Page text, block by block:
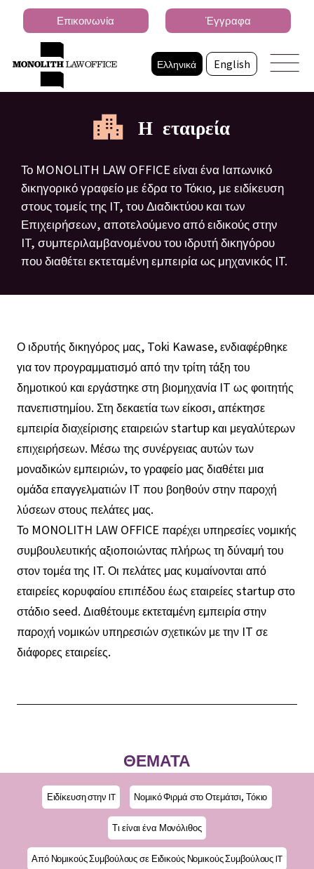
Ελληνικά English
Επικοινωνία Έγγραφα
Η εταιρεία
Το MONOLITH LAW OFFICE είναι ένα Ιαπωνικό
δικηγορικό γραφείο με έδρα το Τόκιο, με ειδίκευση
στους τομείς της IT, του Διαδικτύου και των
Επιχειρήσεων, αποτελούμενο από ειδικούς στην
IT, συμπεριλαμβανομένου του ιδρυτή δικηγόρου
που διαθέτει εκτεταμένη εμπειρία ως μηχανικός IT.
Ο ιδρυτής δικηγόρος μας, Toki Kawase, ενδιαφέρθηκε
για τον προγραμματισμό από την τρίτη τάξη του
δημοτικού και εργάστηκε στη βιομηχανία IT ως φοιτητής
πανεπιστημίου. Στη δεκαετία των είκοσι, απέκτησε
εμπειρία διαχείρισης εταιρειών startup και μεγαλύτερων
επιχειρήσεων. Μέσω της συνέργειας αυτών των
μοναδικών εμπειριών, το γραφείο μας διαθέτει μια
ομάδα επαγγελματιών IT που βοηθούν στην παροχή
λύσεων στους πελάτες μας.
Το MONOLITH LAW OFFICE παρέχει υπηρεσίες νομικής
συμβουλευτικής αξιοποιώντας πλήρως τη δύναμή του
στον τομέα της IT. Οι πελάτες μας κυμαίνονται από
εταιρείες κορυφαίου επιπέδου έως εταιρείες startup στο
στάδιο seed. Διαθέτουμε εκτεταμένη εμπειρία στην
παροχή νομικών υπηρεσιών σχετικών με την IT σε
διάφορες εταιρείες.
ΘΕΜΑΤΑ
Ειδίκευση στην IT Νομικό Φιρμά στο Οτεμάτσι, Τόκιο
Τι είναι ένα Μονόλιθος
Από Νομικούς Συμβούλους σε Ειδικούς Νομικούς Συμβούλους IT